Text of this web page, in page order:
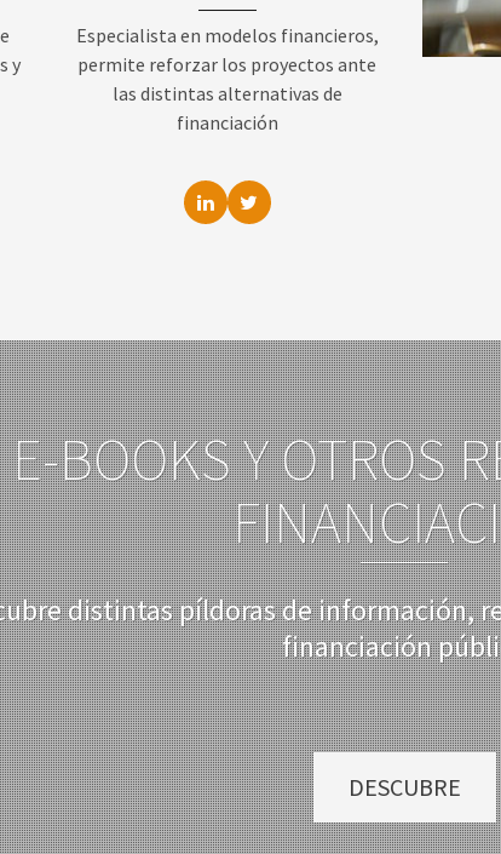
y
Especialista en modelos financieros,
permite reforzar los proyectos ante
las distintas alternativas de
financiación
E-BOOKS Y OTROS
distintas píldoras de información,
financiación
DESCUBRE